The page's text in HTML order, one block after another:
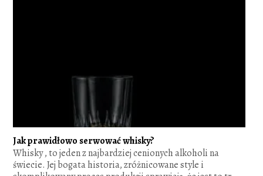
Jak prawidłowo serwować whisky?
Whisky , to jeden z najbardziej cenionych alkoholi na
świecie. Jej bogata historia, zróżnicowane style i